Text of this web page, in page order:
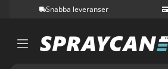
Snabba leveranser